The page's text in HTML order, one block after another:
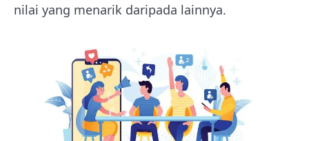
nilai yang menarik daripada lainnya.